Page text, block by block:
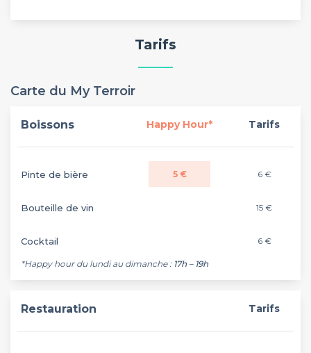
Tarifs
Carte du My Terroir
Boissons Happy Hour* Tarifs
Pinte de bière 5 € 6 €
Bouteille de vin 15 €
Cocktail 6 €
*Happy hour du lundi au dimanche : 17h – 19h
Restauration Tarifs